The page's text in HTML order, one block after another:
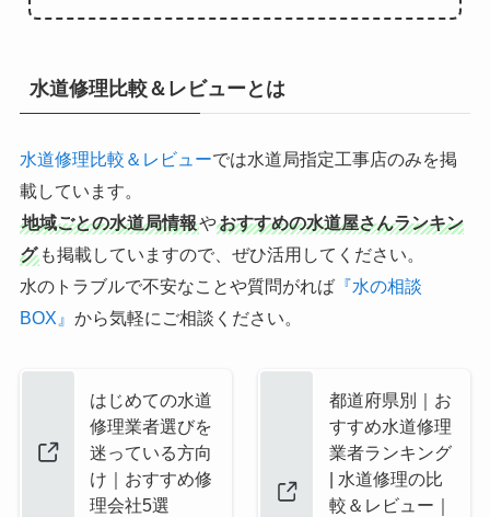
水道修理比較＆レビューとは
水道修理比較＆レビューでは水道局指定工事店のみを掲
載しています。
地域ごとの水道局情報やおすすめの水道屋さんランキン
グも掲載していますので、ぜひ活用してください。
水のトラブルで不安なことや質問がれば『水の相談
BOX』 から気軽にご相談ください。
はじめての水道
修理業者選びを
迷っている方向
け｜おすすめ修
理会社5選
都道府県別｜お
すすめ水道修理
業者ランキング
| 水道修理の比
較＆レビュー｜